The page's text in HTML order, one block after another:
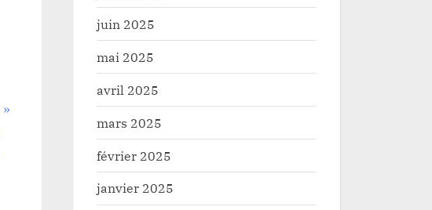
juin 2025
mai 2025
avril 2025
mars 2025
février 2025
janvier 2025